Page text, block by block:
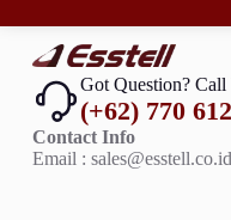
Got Question? Call
(+62) 770
Contact Info
Email :